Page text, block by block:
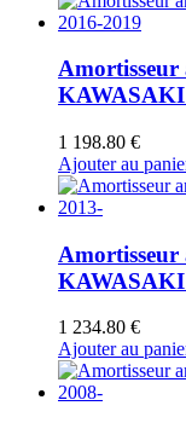
KAWASAKI
1 198.80 €
Ajouter au
1 234.80 €
Ajouter au